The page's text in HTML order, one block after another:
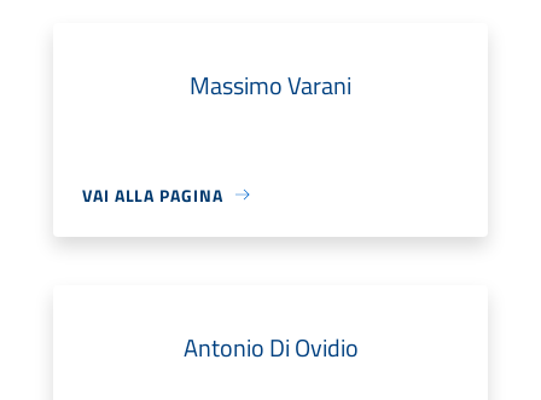
Massimo Varani
VAI ALLA PAGINA
Antonio Di Ovidio